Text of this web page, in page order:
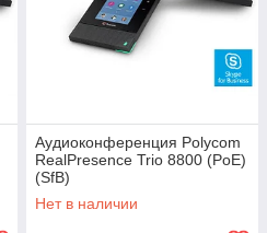
Аудиоконференция Polycom
RealPresence Trio 8800 (PoE)
(SfB)
Нет в наличии